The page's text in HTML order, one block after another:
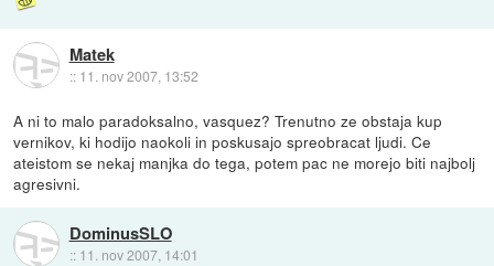
Matek
:: 11. nov 2007, 13:52
A ni to malo paradoksalno, vasquez? Trenutno ze obstaja kup
vernikov, ki hodijo naokoli in poskusajo spreobracat ljudi. Ce
ateistom se nekaj manjka do tega, potem pac ne morejo biti najbolj
agresivni.
DominusSLO
:: 11. nov 2007, 14:01